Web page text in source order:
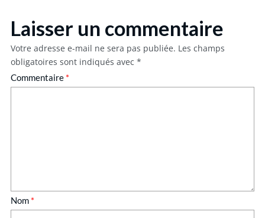
Laisser un commentaire
Votre adresse e-mail ne sera pas publiée. Les champs
obligatoires sont indiqués avec *
Commentaire *
Nom *